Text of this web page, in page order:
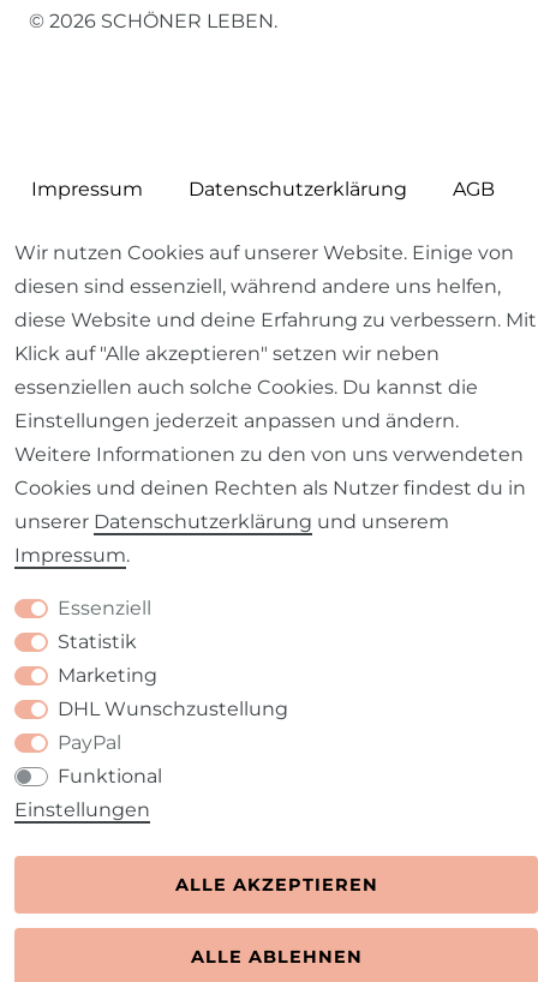
© 2026 SCHÖNER LEBEN.
Impressum Daten­schutz­erklärung AGB
Widerrufs­recht
VERTRAG WIDERRUFEN Kontakt
Wir nutzen Cookies auf unserer Website. Einige von
diesen sind essenziell, während andere uns helfen,
diese Website und deine Erfahrung zu verbessern. Mit
Klick auf "Alle akzeptieren" setzen wir neben
essenziellen auch solche Cookies. Du kannst die
Einstellungen jederzeit anpassen und ändern.
Weitere Informationen zu den von uns verwendeten
Cookies und deinen Rechten als Nutzer findest du in
unserer Daten­schutz­erklärung und unserem
Impressum.
Essenziell
Statistik
Marketing
DHL Wunschzustellung
PayPal
Funktional
Einstellungen
ALLE AKZEPTIEREN
ALLE ABLEHNEN